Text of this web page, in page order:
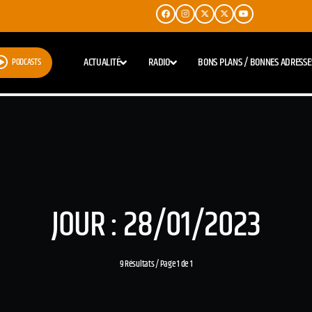
PODCASTS ACTUALITÉ RADIO BONS PLANS / BONNES
JOUR : 28/01/2023
9 Résultats / Page 1 de 1